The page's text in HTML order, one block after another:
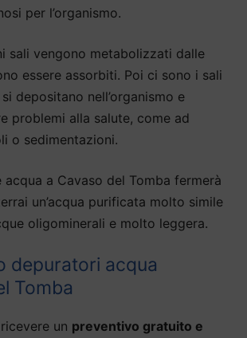
per l’organismo.
sali vengono metabolizzati dalle
essere assorbiti. Poi ci sono i sali
depositano nell’organismo e
problemi alla salute, come ad
o sedimentazioni.
acqua a Cavaso del Tomba fermerà
un’acqua purificata molto simile
oligominerali e molto leggera.
depuratori acqua
Tomba
un preventivo gratuito e